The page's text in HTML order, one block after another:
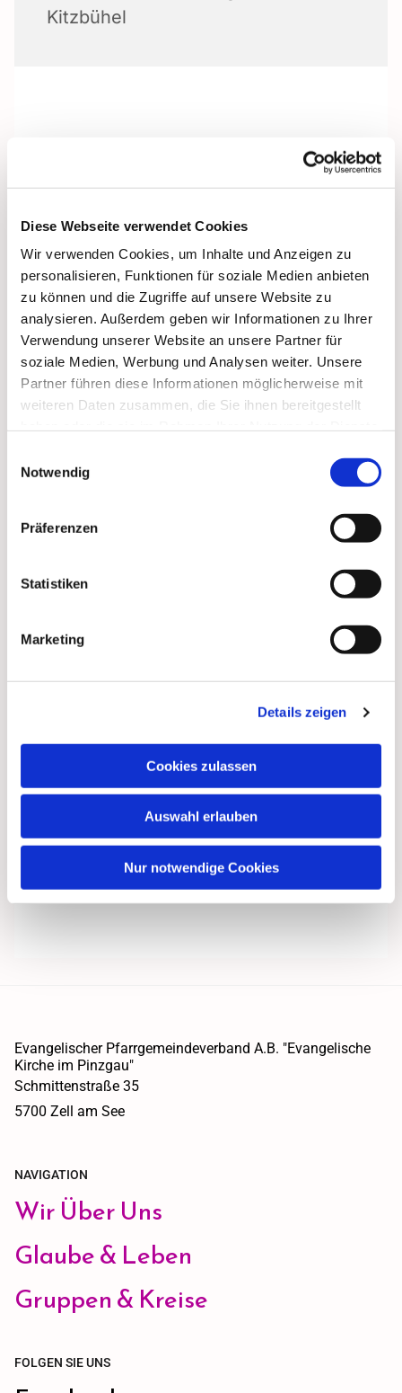
Diese Webseite verwendet Cookies
Wir verwenden Cookies, um Inhalte und Anzeigen zu
personalisieren, Funktionen für soziale Medien anbieten
zu können und die Zugriffe auf unsere Website zu
analysieren. Außerdem geben wir Informationen zu Ihrer
Verwendung unserer Website an unsere Partner für
soziale Medien, Werbung und Analysen weiter. Unsere
Partner führen diese Informationen möglicherweise mit
weiteren Daten zusammen, die Sie ihnen bereitgestellt
Notwendig
Präferenzen
Statistiken
Marketing
Details zeigen
Cookies zulassen
Auswahl erlauben
Nur notwendige Cookies
Kitzbühel
Dies könnte Sie auch
Evangelischer Pfarrgemeindeverband A.B. "Evangelische
Kirche im Pinzgau"
Schmittenstraße 35
5700 Zell am See
NAVIGATION
Wir Über Uns
Glaube & Leben
Gruppen & Kreise
FOLGEN SIE UNS